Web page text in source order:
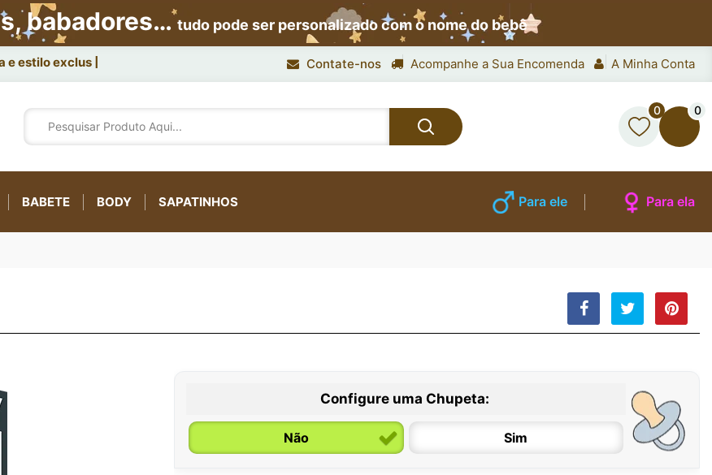
babadores…tudo pode ser personalizado com o nome do bebê
estilo exclusivo. Contate-nos Acompanhe a Sua Encomenda A Minha Conta
0 0
BABETE BODY SAPATINHOS Para ele Para ela
Configure uma Chupeta:
Não Sim